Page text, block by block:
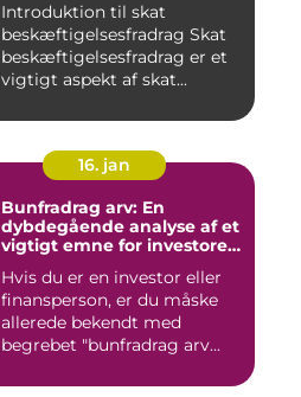
Introduktion til skat
beskæftigelsesfradrag Skat
beskæftigelsesfradrag er et
vigtigt aspekt af skat...
16. jan
Bunfradrag arv: En
dybdegående analyse af et
vigtigt emne for investorer
Hvis du er en investor eller
finansperson, er du måske
allerede bekendt med
begrebet "bunfradrag arv...